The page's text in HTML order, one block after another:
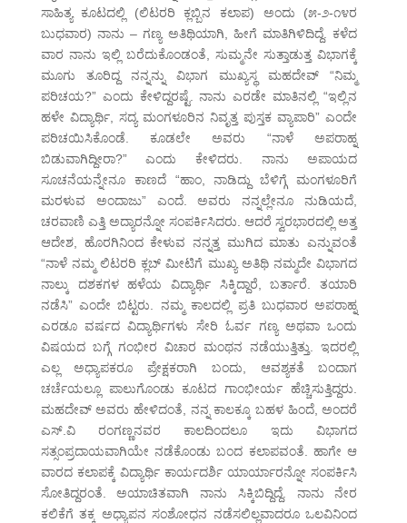
ಸಾಹಿತ್ಯ ಕೂಟದಲ್ಲಿ (ಲಿಟರರಿ ಕ್ಲಬ್ಬಿನ ಕಲಾಪ) ಅಂದು (೫-೨-೧೪ರ
ಬುಧವಾರ) ನಾನು – ಗಣ್ಯ ಅತಿಥಿಯಾಗಿ, ಹೀಗೆ ಮಾತಿಗಿಳಿದಿದ್ದೆ. ಕಳೆದ
ವಾರ ನಾನು ಇಲ್ಲಿ ಬರೆದುಕೊಂಡಂತೆ, ಸುಮ್ಮನೇ ಸುತ್ತಾಡುತ್ತ ವಿಭಾಗಕ್ಕೆ
ಮೂಗು ತೂರಿದ್ದ ನನ್ನನ್ನು ವಿಭಾಗ ಮುಖ್ಯಸ್ಥ ಮಹದೇವ್ “ನಿಮ್ಮ
ಪರಿಚಯ?” ಎಂದು ಕೇಳಿದ್ದರಷ್ಟೆ. ನಾನು ಎರಡೇ ಮಾತಿನಲ್ಲಿ “ಇಲ್ಲಿನ
ಹಳೇ ವಿದ್ಯಾರ್ಥಿ, ಸದ್ಯ ಮಂಗಳೂರಿನ ನಿವೃತ್ತ ಪುಸ್ತಕ ವ್ಯಾಪಾರಿ” ಎಂದೇ
ಪರಿಚಯಿಸಿಕೊಂಡೆ. ಕೂಡಲೇ ಅವರು “ನಾಳೆ ಅಪರಾಹ್ನ
ಬಿಡುವಾಗಿದ್ದೀರಾ?” ಎಂದು ಕೇಳಿದರು. ನಾನು ಅಪಾಯದ
ಸೂಚನೆಯನ್ನೇನೂ ಕಾಣದೆ “ಹಾಂ, ನಾಡಿದ್ದು ಬೆಳಿಗ್ಗೆ ಮಂಗಳೂರಿಗೆ
ಮರಳುವ ಅಂದಾಜು” ಎಂದೆ. ಅವರು ನನ್ನಲ್ಲೇನೂ ನುಡಿಯದೆ,
ಚರವಾಣಿ ಎತ್ತಿ ಅದ್ಯಾರನ್ನೋ ಸಂಪರ್ಕಿಸಿದರು. ಆದರೆ ಸ್ವರಭಾರದಲ್ಲಿ ಅತ್ತ
ಆದೇಶ, ಹೊರಗಿನಿಂದ ಕೇಳುವ ನನ್ನತ್ತ ಮುಗಿದ ಮಾತು ಎನ್ನುವಂತೆ
“ನಾಳೆ ನಮ್ಮ ಲಿಟರರಿ ಕ್ಲಬ್ ಮೀಟಿಗೆ ಮುಖ್ಯ ಅತಿಥಿ ನಮ್ಮದೇ ವಿಭಾಗದ
ನಾಲ್ಕು ದಶಕಗಳ ಹಳೆಯ ವಿದ್ಯಾರ್ಥಿ ಸಿಕ್ಕಿದ್ದಾರೆ, ಬರ್ತಾರೆ. ತಯಾರಿ
ನಡೆಸಿ” ಎಂದೇ ಬಿಟ್ಟರು. ನಮ್ಮ ಕಾಲದಲ್ಲಿ ಪ್ರತಿ ಬುಧವಾರ ಅಪರಾಹ್ನ
ಎರಡೂ ವರ್ಷದ ವಿದ್ಯಾರ್ಥಿಗಳು ಸೇರಿ ಓರ್ವ ಗಣ್ಯ ಅಥವಾ ಒಂದು
ವಿಷಯದ ಬಗ್ಗೆ ಗಂಭೀರ ವಿಚಾರ ಮಂಥನ ನಡೆಯುತ್ತಿತ್ತು. ಇದರಲ್ಲಿ
ಎಲ್ಲ ಅಧ್ಯಾಪಕರೂ ಪ್ರೇಕ್ಷಕರಾಗಿ ಬಂದು, ಆವಶ್ಯಕತೆ ಬಂದಾಗ
ಚರ್ಚೆಯಲ್ಲೂ ಪಾಲುಗೊಂಡು ಕೂಟದ ಗಾಂಭೀರ್ಯ ಹೆಚ್ಚಿಸುತ್ತಿದ್ದರು.
ಮಹದೇವ್ ಅವರು ಹೇಳಿದಂತೆ, ನನ್ನ ಕಾಲಕ್ಕೂ ಬಹಳ ಹಿಂದೆ, ಅಂದರೆ
ಎಸ್.ವಿ ರಂಗಣ್ಣನವರ ಕಾಲದಿಂದಲೂ ಇದು ವಿಭಾಗದ
ಸತ್ಸಂಪ್ರದಾಯವಾಗಿಯೇ ನಡೆಕೊಂಡು ಬಂದ ಕಲಾಪವಂತೆ. ಹಾಗೇ ಆ
ವಾರದ ಕಲಾಪಕ್ಕೆ ವಿದ್ಯಾರ್ಥಿ ಕಾರ್ಯದರ್ಶಿ ಯಾರ್ಯಾರನ್ನೋ ಸಂಪರ್ಕಿಸಿ
ಸೋತಿದ್ದರಂತೆ. ಅಯಾಚಿತವಾಗಿ ನಾನು ಸಿಕ್ಕಿಬಿದ್ದಿದ್ದೆ. ನಾನು ನೇರ
ಕಲಿಕೆಗೆ ತಕ್ಕ ಅಧ್ಯಾಪನ ಸಂಶೋಧನ ನಡೆಸಲಿಲ್ಲವಾದರೂ ಒಲವಿನಿಂದ